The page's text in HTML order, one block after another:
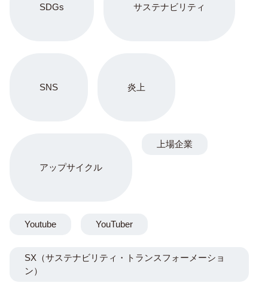
SDGs サステナビリティ
SNS 炎上
アップサイクル
上場企業
Youtube YouTuber
SX（サステナビリティ・トランスフォーメーショ
ン）